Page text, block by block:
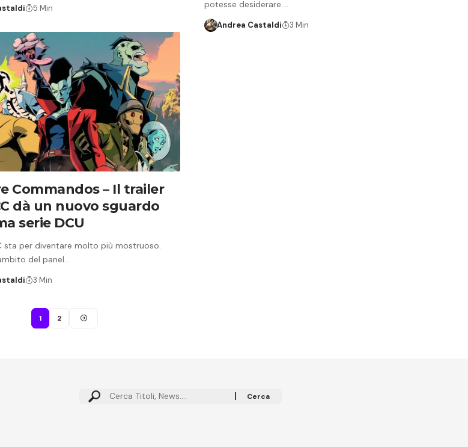
5 Min
potesse desiderare.…
Andrea Castaldi 3 Min
Commandos – Il trailer
dà un nuovo sguardo
serie DCU
sta per diventare molto più mostruoso.
del panel…
3 Min
1 2
Cerca: